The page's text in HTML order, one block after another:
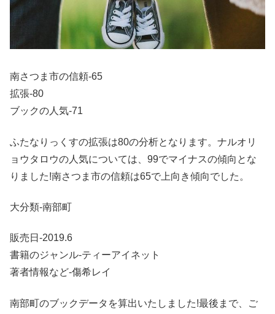
南さつま市の信頼-65
拡張-80
ブックの人気-71
ふたなりっくすの拡張は80の分析となります。ナルオリ
ョウタロウの人気については、99でマイナスの傾向とな
りました!南さつま市の信頼は65で上向き傾向でした。
大分類-南部町
販売日-2019.6
書籍のジャンル-ティーアイネット
著者情報など-傷希レイ
南部町のブックデータを算出いたしました!最後まで、ご